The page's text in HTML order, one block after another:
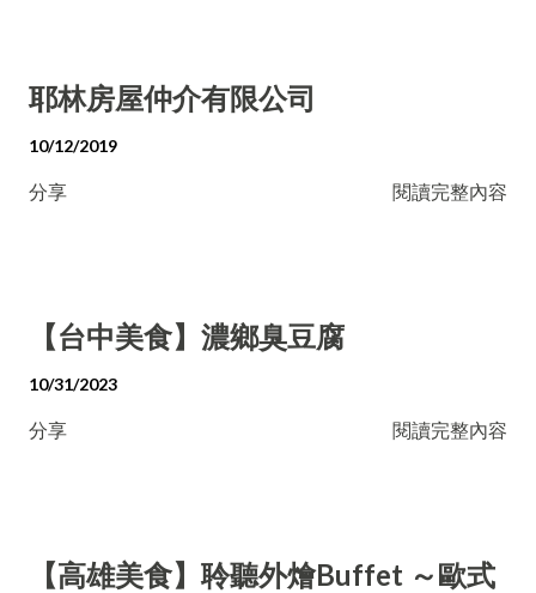
耶林房屋仲介有限公司
10/12/2019
分享 閱讀完整內容
【台中美食】濃鄉臭豆腐
10/31/2023
分享 閱讀完整內容
【高雄美食】聆聽外燴Buffet ～歐式